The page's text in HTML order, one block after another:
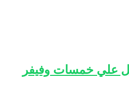
علي خمسات وفيفر